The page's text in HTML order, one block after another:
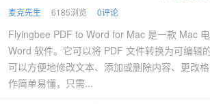
麦克先生 6185浏览 0评论
Flyingbee PDF to Word for Mac 是一款 Mac
Word 软件。它可以将 PDF 文件转换为可编辑
可以方便地修改文本、添加或删除内容、更改
作简单易懂，只需...